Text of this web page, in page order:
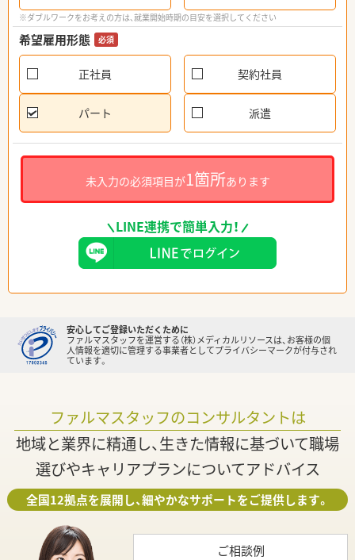
※ダブルワークをお考えの方は、就業開始時期の目安を選択してください
希望雇用形態 必須
正社員 契約社員
パート 派遣
未入力の必須項目が1箇所あります
LINE連携で簡単入力！
安心してご登録いただくために
ファルマスタッフを運営する（株）メディカルリソースは、お客様の個
人情報を適切に管理する事業者としてプライバシーマークが付与され
ています。
ファルマスタッフのコンサルタントは
地域と業界に精通し、生きた情報に基づいて職場
選びやキャリアプランについてアドバイス
全国12拠点を展開し、細やかなサポートをご提供します。
ご相談例